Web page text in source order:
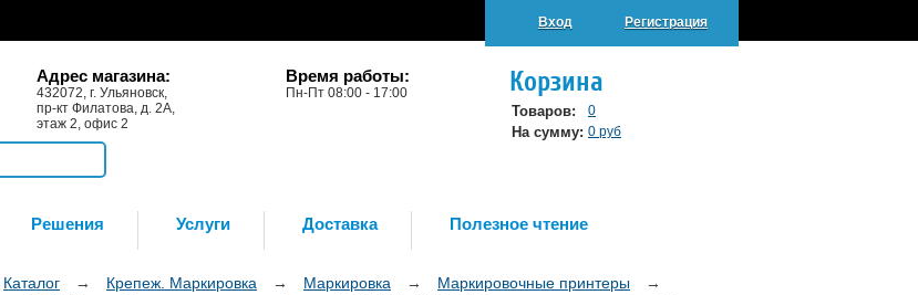
Вход Регистрация
Адрес магазина:
432072, г. Ульяновск,
пр-кт Филатова, д. 2А,
этаж 2, офис 2
Время работы:
Пн-Пт 08:00 - 17:00 Корзина
Товаров: 0
На сумму: 0 руб
Решения Услуги Доставка Полезное чтение
Каталог → Крепеж. Маркировка → Маркировка → Маркировочные принтеры
→